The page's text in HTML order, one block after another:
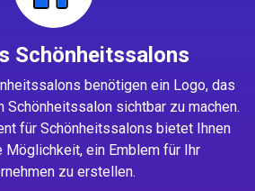
Schönheitssalons
benötigen ein Logo, das
Schönheitssalon sichtbar zu machen.
für Schönheitssalons bietet Ihnen
Möglichkeit, ein Emblem für Ihr
zu erstellen.